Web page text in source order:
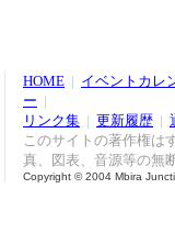
HOME | イベントカレ
ー |
リンク集 | 更新履歴 |
このサイトの著作権は
真、図表、音源等の無
Copyright © 2004 Mbira